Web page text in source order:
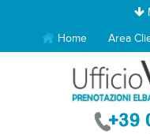
Home Area